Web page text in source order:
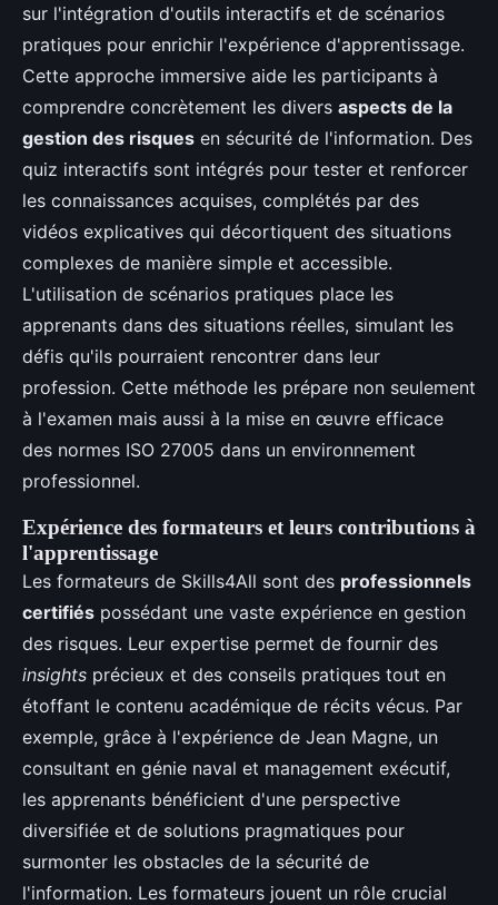
sur l'intégration d'outils interactifs et de scénarios
pratiques pour enrichir l'expérience d'apprentissage.
Cette approche immersive aide les participants à
comprendre concrètement les divers aspects de la
gestion des risques en sécurité de l'information. Des
quiz interactifs sont intégrés pour tester et renforcer
les connaissances acquises, complétés par des
vidéos explicatives qui décortiquent des situations
complexes de manière simple et accessible.
L'utilisation de scénarios pratiques place les
apprenants dans des situations réelles, simulant les
défis qu'ils pourraient rencontrer dans leur
profession. Cette méthode les prépare non seulement
à l'examen mais aussi à la mise en œuvre efficace
des normes ISO 27005 dans un environnement
professionnel.
Expérience des formateurs et leurs contributions à
l'apprentissage
Les formateurs de Skills4All sont des professionnels
certifiés possédant une vaste expérience en gestion
des risques. Leur expertise permet de fournir des
insights précieux et des conseils pratiques tout en
étoffant le contenu académique de récits vécus. Par
exemple, grâce à l'expérience de Jean Magne, un
consultant en génie naval et management exécutif,
les apprenants bénéficient d'une perspective
diversifiée et de solutions pragmatiques pour
surmonter les obstacles de la sécurité de
l'information. Les formateurs jouent un rôle crucial